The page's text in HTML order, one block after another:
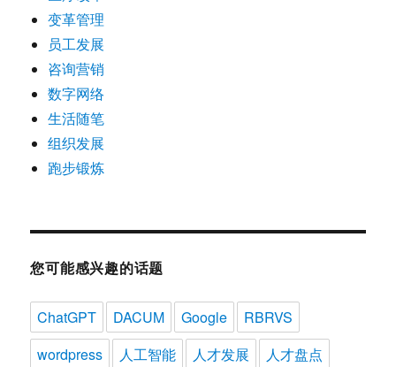
变革管理
员工发展
咨询营销
数字网络
生活随笔
组织发展
跑步锻炼
您可能感兴趣的话题
ChatGPT DACUM Google
RBRVS
wordpress
人工智能 人才发展
人才盘点